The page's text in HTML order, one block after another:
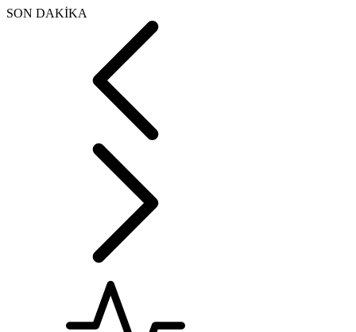
SON DAKİKA